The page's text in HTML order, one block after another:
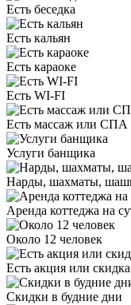
Есть беседка
Есть кальян
Есть караоке
Есть WI-FI
Есть массаж или СПА
Услуги банщика
Нарды, шахматы,
Аренда коттеджа на
Около 12 человек
Есть акция или скидка
Скидки в будние дни